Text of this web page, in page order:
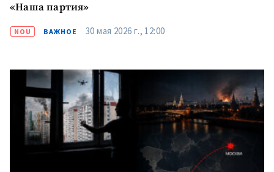
«Наша партия»
NOU ВАЖНОЕ 30 мая 2026 г., 12:00